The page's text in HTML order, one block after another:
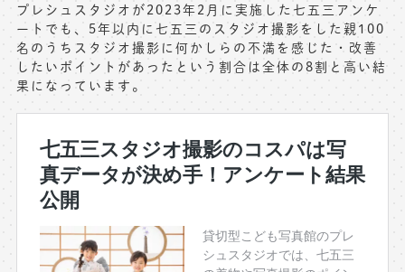
プレシュスタジオが2023年2月に実施した七五三アンケ
ートでも、5年以内に七五三のスタジオ撮影をした親100
名のうちスタジオ撮影に何かしらの不満を感じた・改善
したいポイントがあったという割合は全体の8割と高い結
果になっています。